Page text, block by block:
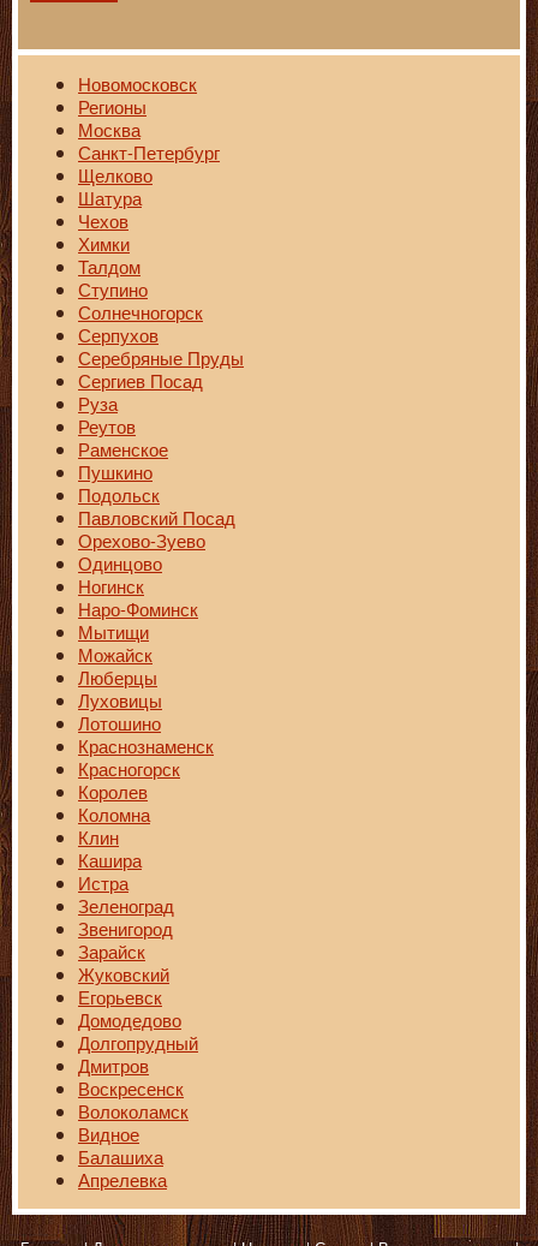
Новомосковск
Регионы
Москва
Санкт-Петербург
Щелково
Шатура
Чехов
Химки
Талдом
Ступино
Солнечногорск
Серпухов
Серебряные Пруды
Сергиев Посад
Руза
Реутов
Раменское
Пушкино
Подольск
Павловский Посад
Орехово-Зуево
Одинцово
Ногинск
Наро-Фоминск
Мытищи
Можайск
Люберцы
Луховицы
Лотошино
Краснознаменск
Красногорск
Королев
Коломна
Клин
Кашира
Истра
Зеленоград
Звенигород
Зарайск
Жуковский
Егорьевск
Домодедово
Долгопрудный
Дмитров
Воскресенск
Волоколамск
Видное
Балашиха
Апрелевка